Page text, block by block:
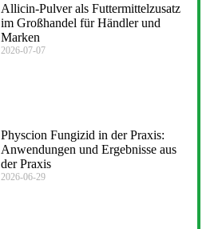
Allicin-Pulver als Futtermittelzusatz
im Großhandel für Händler und
Marken
2026-07-07
Physcion Fungizid in der Praxis:
Anwendungen und Ergebnisse aus
der Praxis
2026-06-29